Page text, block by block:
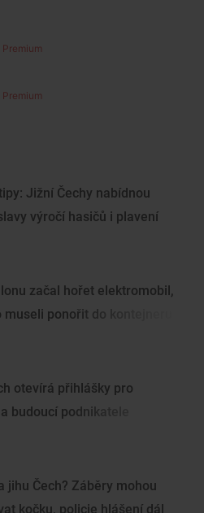
Premium
Premium
Jižní Čechy nabídnou
výročí hasičů i plavení
začal hořet elektromobil,
museli ponořit do kontejneru
otevírá přihlášky pro
budoucí podnikatele
jihu Čech? Záběry mohou
kočku, policie hlášení dál